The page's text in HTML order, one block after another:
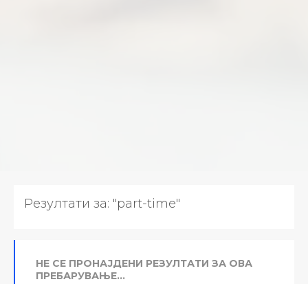
Резултати за: "part-time"
НЕ СЕ ПРОНАЈДЕНИ РЕЗУЛТАТИ ЗА ОВА
ПРЕБАРУВАЊЕ...